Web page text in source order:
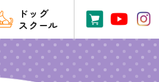
ドッグ
スクール